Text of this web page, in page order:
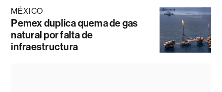
MÉXICO
Pemex duplica quema de gas
natural por falta de
infraestructura